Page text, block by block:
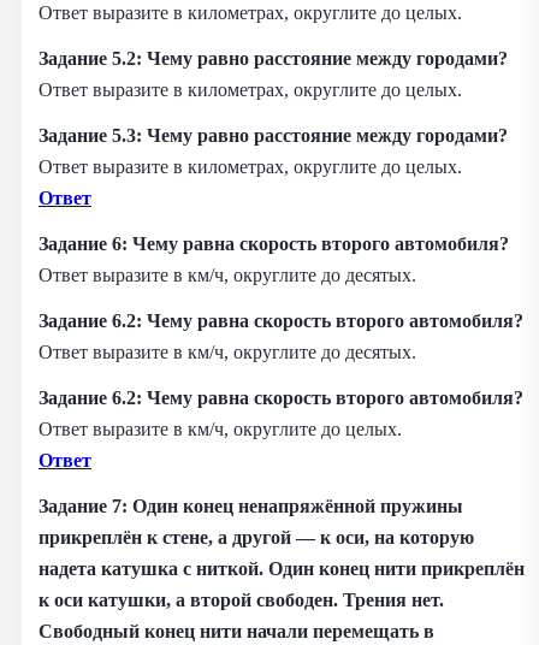
Ответ выразите в километрах, округлите до целых.
Задание 5.2: Чему равно расстояние между городами?
Ответ выразите в километрах, округлите до целых.
Задание 5.3: Чему равно расстояние между городами?
Ответ выразите в километрах, округлите до целых.
Ответ
Задание 6: Чему равна скорость второго автомобиля?
Ответ выразите в км/ч, округлите до десятых.
Задание 6.2: Чему равна скорость второго автомобиля?
Ответ выразите в км/ч, округлите до десятых.
Задание 6.2: Чему равна скорость второго автомобиля?
Ответ выразите в км/ч, округлите до целых.
Ответ
Задание 7: Один конец ненапряжённой пружины
прикреплён к стене, а другой — к оси, на которую
надета катушка с ниткой. Один конец нити прикреплён
к оси катушки, а второй свободен. Трения нет.
Свободный конец нити начали перемещать в